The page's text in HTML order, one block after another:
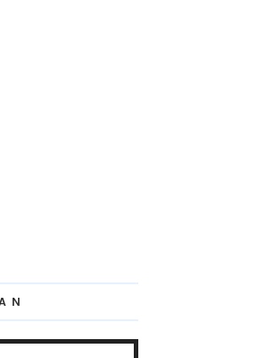
Berasaskan
Peribadi Untuk